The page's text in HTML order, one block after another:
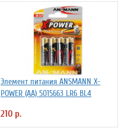
Элемент питания ANSMANN X-
POWER (АА) 5015663 LR6 BL4
210 р.